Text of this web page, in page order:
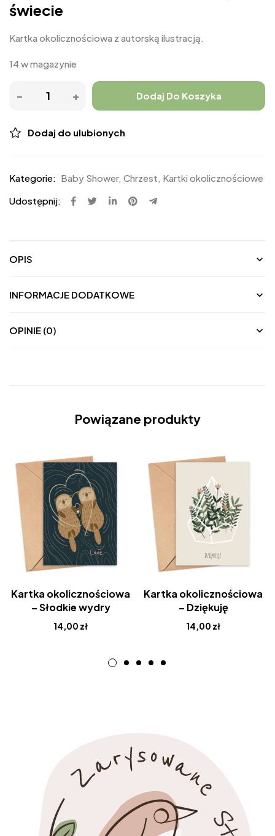
świecie
Kartka okolicznościowa z autorską ilustracją.
14 w magazynie
Dodaj Do Koszyka
Dodaj do ulubionych
Kategorie: Baby Shower, Chrzest, Kartki okolicznościowe
Udostępnij:
OPIS
INFORMACJE DODATKOWE
OPINIE (0)
Powiązane produkty
Kartka okolicznościowa
– Słodkie wydry
14,00 zł
Kartka okolicznościowa
– Dziękuję
14,00 zł